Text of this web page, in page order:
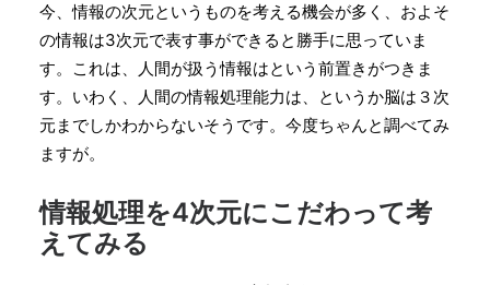
今、情報の次元というものを考える機会が多く、およそ
の情報は3次元で表す事ができると勝手に思っていま
す。これは、人間が扱う情報はという前置きがつきま
す。いわく、人間の情報処理能力は、というか脳は３次
元までしかわからないそうです。今度ちゃんと調べてみ
ますが。
情報処理を4次元にこだわって考
えてみる